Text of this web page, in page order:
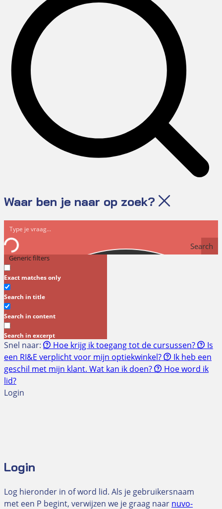
Waar ben je naar op zoek?
Search
Generic filters
Exact matches only
Search in title
Search in content
Search in excerpt
Snel naar: Hoe krijg ik toegang tot de cursussen?
Is
een RI&E verplicht voor mijn optiekwinkel?
Ik heb een
geschil met mijn klant. Wat kan ik doen?
Hoe word ik
lid?
Login
Login
Log hieronder in of word lid. Als je gebruikersnaam
met een P begint, verwijzen we je graag naar nuvo-